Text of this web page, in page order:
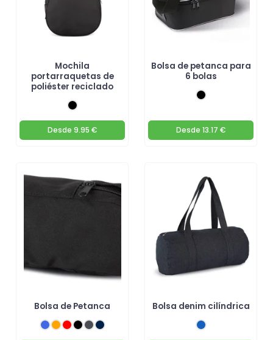
Mochila
portarraquetas de
poliéster reciclado
Desde 9.95 €
Bolsa de petanca para
6 bolas
Desde 13.17 €
Bolsa de Petanca Bolsa denim cilíndrica